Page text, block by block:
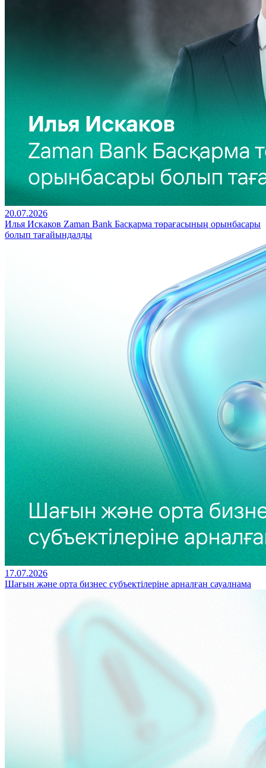
20.07.2026
Илья Искаков Zaman Bank Басқарма төрағасының орынбасары
болып тағайындалды
17.07.2026
Шағын және орта бизнес субъектілеріне арналған сауалнама